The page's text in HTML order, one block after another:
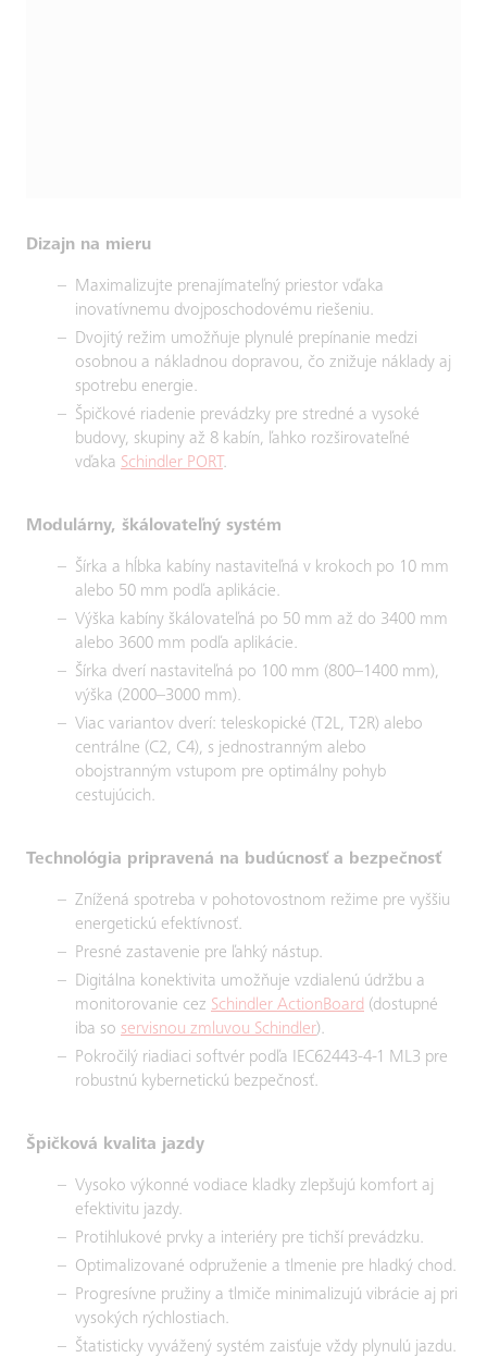
Dizajn na mieru
Maximalizujte prenajímateľný priestor vďaka
inovatívnemu dvojposchodovému riešeniu.
Dvojitý režim umožňuje plynulé prepínanie medzi
osobnou a nákladnou dopravou, čo znižuje náklady aj
spotrebu energie.
Špičkové riadenie prevádzky pre stredné a vysoké
budovy, skupiny až 8 kabín, ľahko rozširovateľné
vďaka Schindler PORT .
Modulárny, škálovateľný systém
Šírka a hĺbka kabíny nastaviteľná v krokoch po 10 mm
alebo 50 mm podľa aplikácie.
Výška kabíny škálovateľná po 50 mm až do 3400 mm
alebo 3600 mm podľa aplikácie.
Šírka dverí nastaviteľná po 100 mm (800–1400 mm),
výška (2000–3000 mm).
Viac variantov dverí: teleskopické (T2L, T2R) alebo
centrálne (C2, C4), s jednostranným alebo
obojstranným vstupom pre optimálny pohyb
cestujúcich.
Technológia pripravená na budúcnosť a bezpečnosť
Znížená spotreba v pohotovostnom režime pre vyššiu
energetickú efektívnosť.
Presné zastavenie pre ľahký nástup.
Digitálna konektivita umožňuje vzdialenú údržbu a
monitorovanie cez Schindler ActionBoard (dostupné
iba so servisnou zmluvou Schindler).
Pokročilý riadiaci softvér podľa IEC62443-4-1 ML3 pre
robustnú kybernetickú bezpečnosť.
Špičková kvalita jazdy
Vysoko výkonné vodiace kladky zlepšujú komfort aj
efektivitu jazdy.
Protihlukové prvky a interiéry pre tichší prevádzku.
Optimalizované odpruženie a tlmenie pre hladký chod.
Progresívne pružiny a tlmiče minimalizujú vibrácie aj pri
vysokých rýchlostiach.
Štatisticky vyvážený systém zaisťuje vždy plynulú jazdu.